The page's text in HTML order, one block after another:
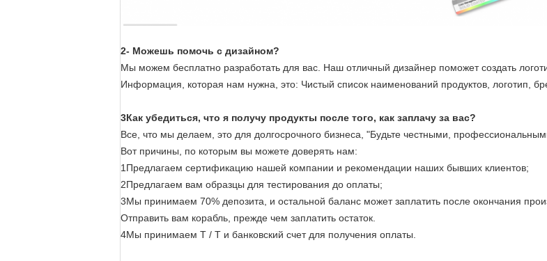
2- Можешь помочь с дизайном?
Мы можем бесплатно разработать для вас. Наш отличный дизайнер поможет создать
Информация, которая нам нужна, это: Чистый список наименований продуктов, логотип,
3Как убедиться, что я получу продукты после того, как заплачу за вас?
Все, что мы делаем, это для долгосрочного бизнеса, "Будьте честными,
Вот причины, по которым вы можете доверять нам:
1Предлагаем сертификацию нашей компании и рекомендации наших бывших клиентов;
2Предлагаем вам образцы для тестирования до оплаты;
3Мы принимаем 70% депозита, и остальной баланс может заплатить после окончания
Отправить вам корабль, прежде чем заплатить остаток.
4Мы принимаем T / T и банковский счет для получения оплаты.